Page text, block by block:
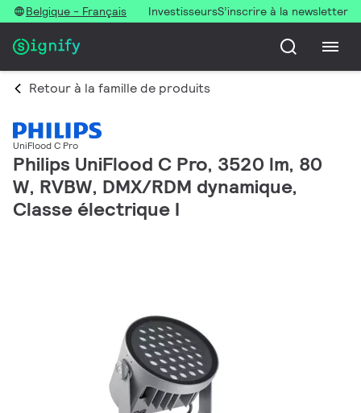
Belgique - Français InvestisseursS’inscrire à la newsletter
Retour à la famille de produits
UniFlood C Pro
Philips UniFlood C Pro, 3520 lm, 80
W, RVBW, DMX/RDM dynamique,
Classe électrique I